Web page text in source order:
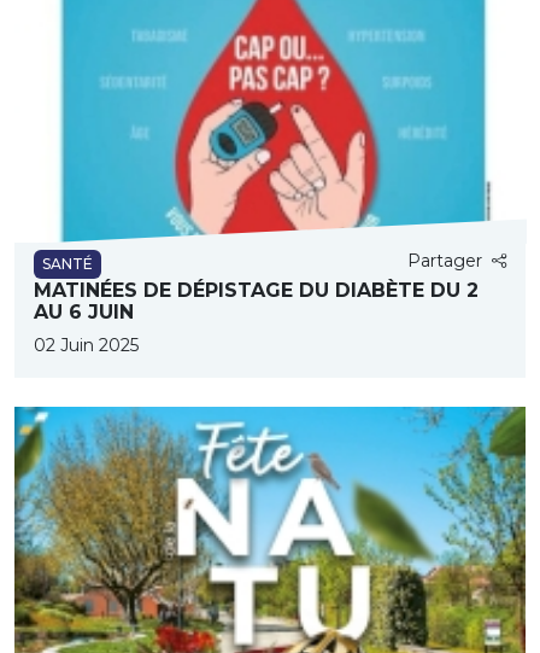
SANTÉ Partager
MATINÉES DE DÉPISTAGE DU DIABÈTE DU 2
AU 6 JUIN
02 Juin 2025